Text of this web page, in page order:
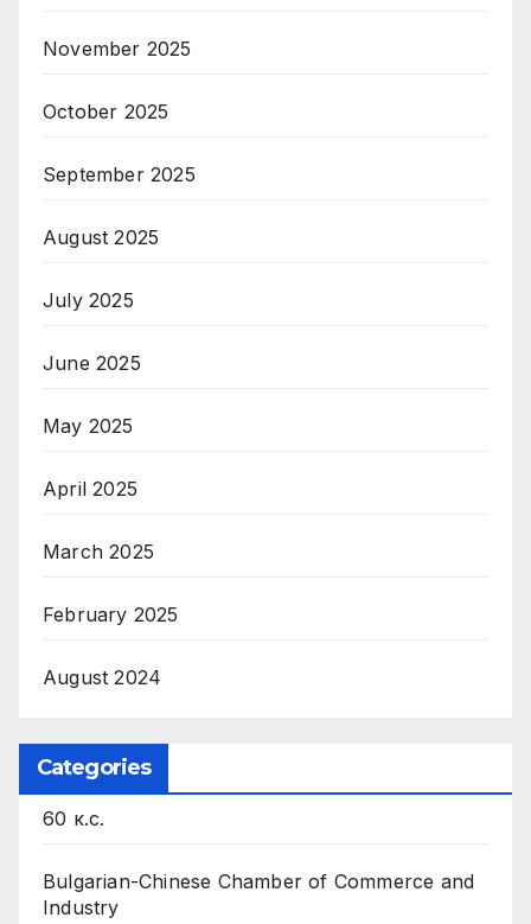
November 2025
October 2025
September 2025
August 2025
July 2025
June 2025
May 2025
April 2025
March 2025
February 2025
August 2024
Categories
60 к.с.
Bulgarian-Chinese Chamber of Commerce and
Industry